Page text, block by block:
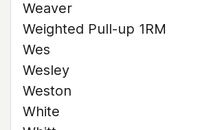
Weaver
Weighted Pull-up 1RM
Wes
Wesley
Weston
White